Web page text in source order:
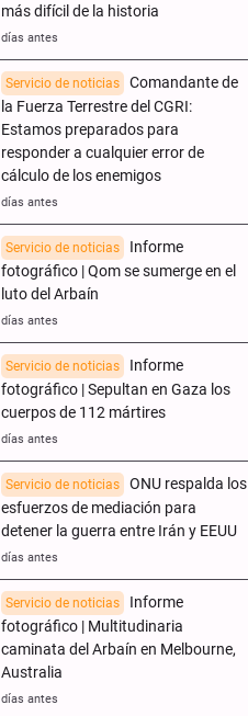
más difícil de la historia
días antes
Servicio de noticias
Comandante de
la Fuerza Terrestre del CGRI:
Estamos preparados para
responder a cualquier error de
cálculo de los enemigos
días antes
Servicio de noticias
Informe
fotográfico | Qom se sumerge en el
luto del Arbaín
días antes
Servicio de noticias
Informe
fotográfico | Sepultan en Gaza los
cuerpos de 112 mártires
días antes
Servicio de noticias
ONU respalda los
esfuerzos de mediación para
detener la guerra entre Irán y EEUU
días antes
Servicio de noticias
Informe
fotográfico | Multitudinaria
caminata del Arbaín en Melbourne,
Australia
días antes